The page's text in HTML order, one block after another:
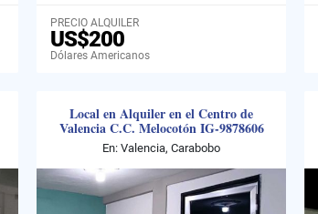
PRECIO ALQUILER
US$200
Dólares Americanos
Local en Alquiler en el Centro de
Valencia C.C. Melocotón IG-9878606
En: Valencia, Carabobo